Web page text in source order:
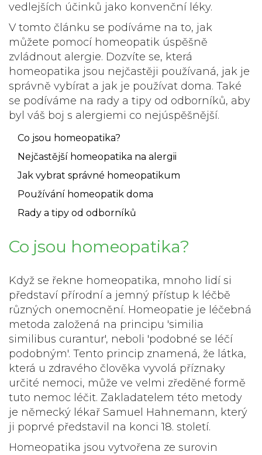
vedlejších účinků jako konvenční léky.
V tomto článku se podíváme na to, jak
můžete pomocí homeopatik úspěšně
zvládnout alergie. Dozvíte se, která
homeopatika jsou nejčastěji používaná, jak je
správně vybírat a jak je používat doma. Také
se podíváme na rady a tipy od odborníků, aby
byl váš boj s alergiemi co nejúspěšnější.
Co jsou homeopatika?
Nejčastější homeopatika na alergii
Jak vybrat správné homeopatikum
Používání homeopatik doma
Rady a tipy od odborníků
Co jsou homeopatika?
Když se řekne homeopatika, mnoho lidí si
představí přírodní a jemný přístup k léčbě
různých onemocnění. Homeopatie je léčebná
metoda založená na principu 'similia
similibus curantur', neboli 'podobné se léčí
podobným'. Tento princip znamená, že látka,
která u zdravého člověka vyvolá příznaky
určité nemoci, může ve velmi zředěné formě
tuto nemoc léčit. Zakladatelem této metody
je německý lékař Samuel Hahnemann, který
ji poprvé představil na konci 18. století.
Homeopatika jsou vytvořena ze surovin